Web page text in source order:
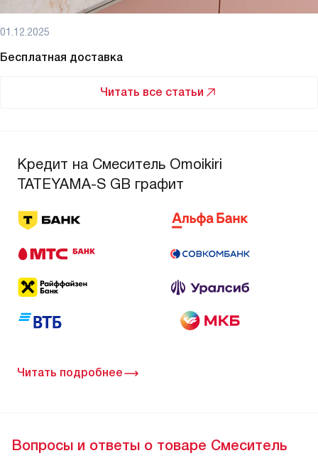
01.12.2025
Бесплатная доставка
Читать все статьи
Кредит на Смеситель Omoikiri
TATEYAMA-S GB графит
Читать подробнее
Вопросы и ответы о товаре Смеситель